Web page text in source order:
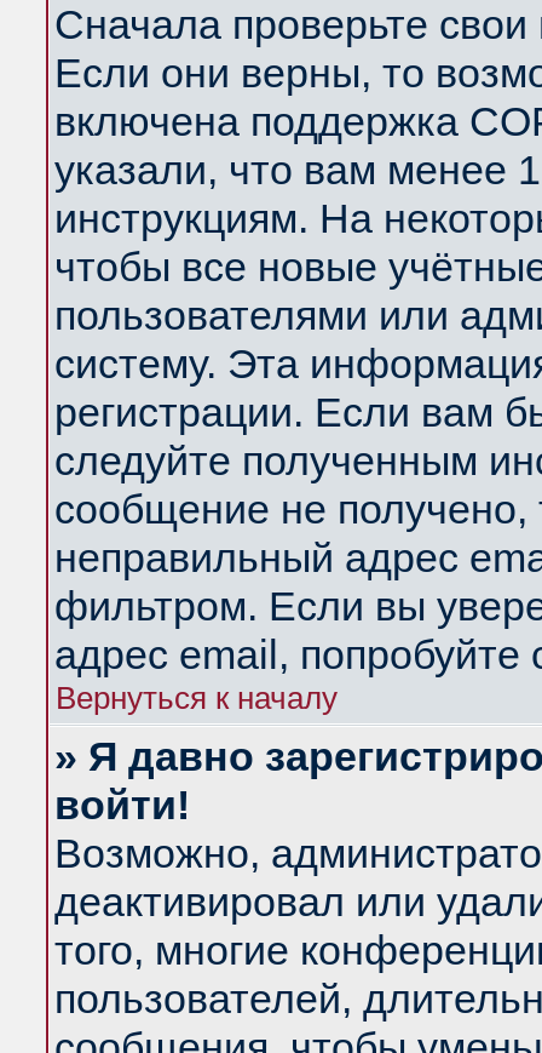
Сначала проверьте
Если они верны, то
включена поддержка
указали, что вам менее
инструкциям. На
чтобы все новые
пользователями или
систему. Эта
регистрации. Если вам
следуйте полученным
сообщение не получено,
неправильный адрес
фильтром. Если вы
адрес email, попробуйте
Вернуться к началу
» Я давно
войти!
Возможно,
деактивировал или
того, многие
пользователей,